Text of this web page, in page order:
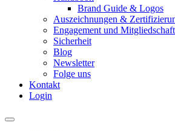
Brand Guide & Logos
Auszeichnungen &
Engagement und
Sicherheit
Blog
Newsletter
Folge uns
Kontakt
Login